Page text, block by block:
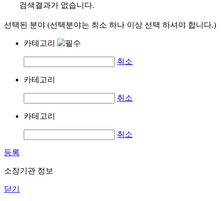
검색결과가 없습니다.
선택된 분야 (선택분야는 최소 하나 이상 선택 하셔야 합니다.)
카테고리
취소
카테고리
취소
카테고리
취소
등록
소장기관 정보
닫기